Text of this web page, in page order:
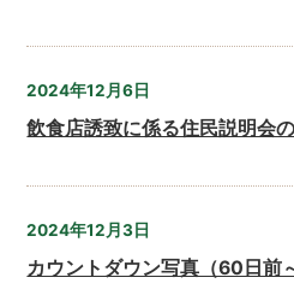
2024年12月6日
飲食店誘致に係る住民説明会
2024年12月3日
カウントダウン写真（60日前